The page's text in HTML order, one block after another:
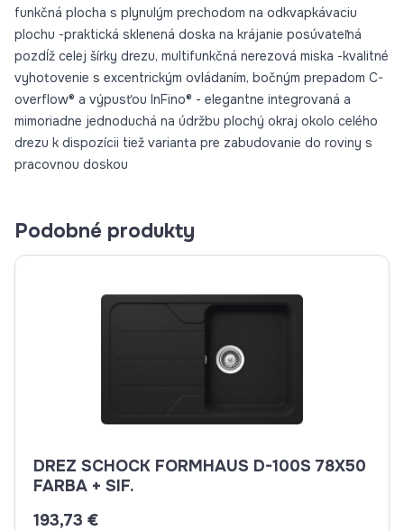
funkčná plocha s plynulým prechodom na odkvapkávaciu
plochu -praktická sklenená doska na krájanie posúvateľná
pozdĺž celej šírky drezu, multifunkčná nerezová miska -kvalitné
vyhotovenie s excentrickým ovládaním, bočným prepadom C-
overflow® a výpusťou InFino® - elegantne integrovaná a
mimoriadne jednoduchá na údržbu plochý okraj okolo celého
drezu k dispozícii tiež varianta pre zabudovanie do roviny s
pracovnou doskou
Podobné produkty
DREZ SCHOCK FORMHAUS D-100S 78X50
FARBA + SIF.
193,73 €